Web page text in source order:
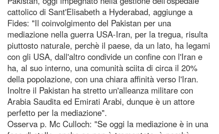
cattolico di Sant'Elisabeth a Hyderabad, aggiunge a
Fides: "Il coinvolgimento del Pakistan per una
mediazione nella guerra USA-Iran, per la tregua, risulta
piuttosto naturale, perchè il paese, da un lato, ha legami
con gli USA, dall'altro condivide un confine con l'Iran e
ha, al suo interno, una comunità sciita di circa il 20%
della popolazione, con una chiara affinità verso l'Iran.
Inoltre il Pakistan ha stretto un'alleanza militare con
Arabia Saudita ed Emirati Arabi, dunque è un attore
perfetto per la mediazione".
Osserva p. Mc Culloch: "Se oggi la mediazione è in una